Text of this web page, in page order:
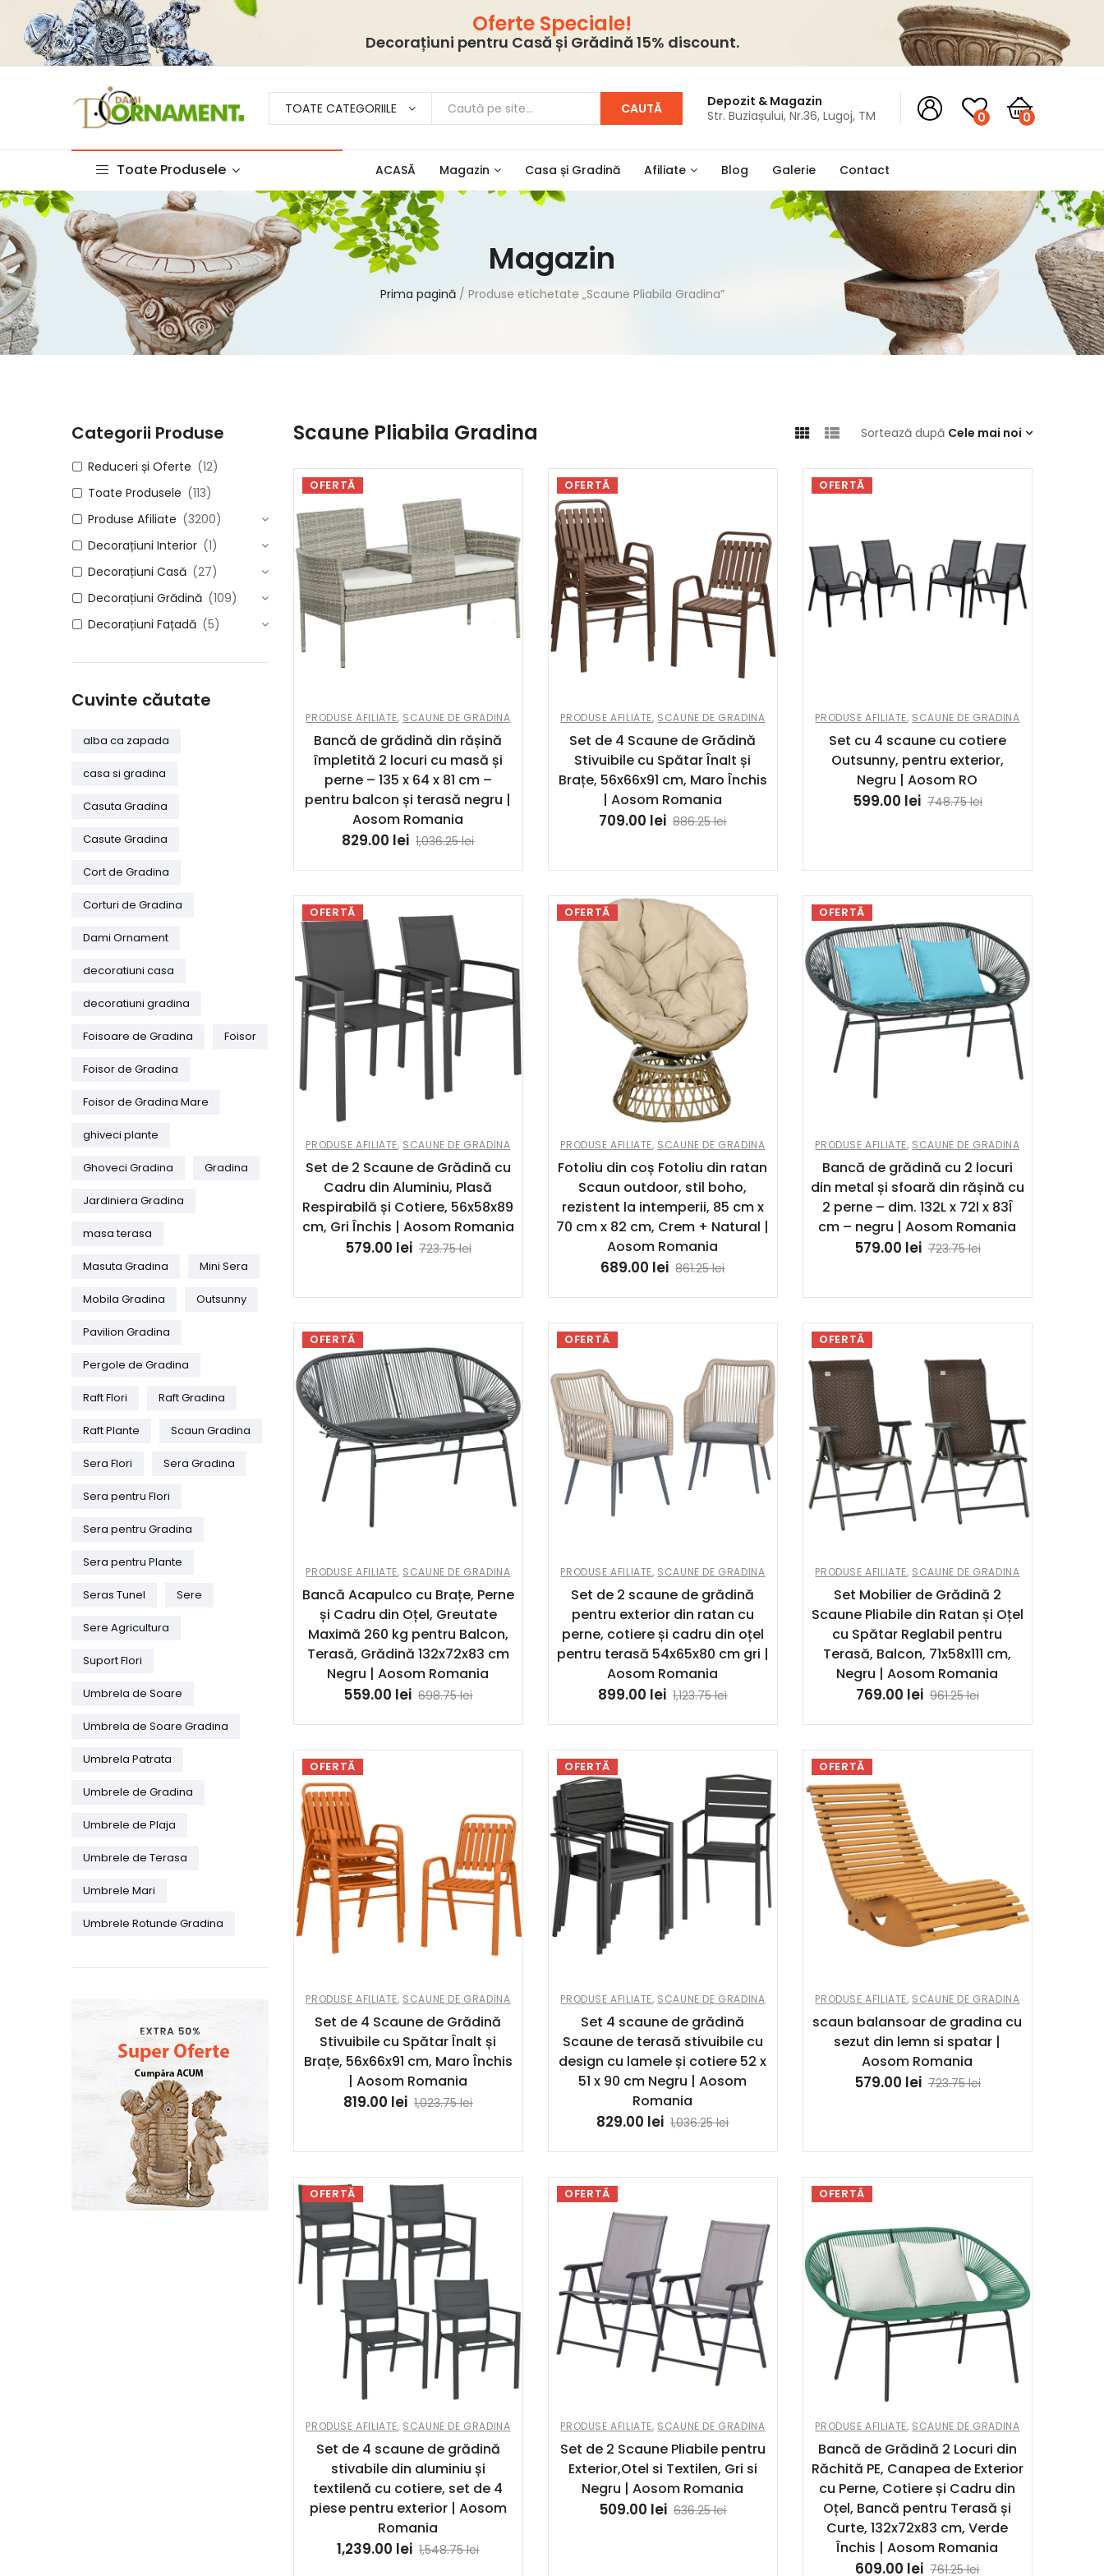
Oferte Speciale!
Decorațiuni pentru Casă și Grădină 15% discount.
TOATE CATEGORIILE CAUTĂ
Depozit & Magazin
Str. Buziașului, Nr.36, Lugoj, TM
0 0
Toate Produsele ACASĂ Magazin Casa și Gradină Afiliate Blog Galerie Contact
Magazin
Prima pagină Produse etichetate „Scaune Pliabila Gradina”
Scaune Pliabila Gradina Sortează după Cele mai noi
OFERTĂ
PRODUSE AFILIATE, SCAUNE DE GRADINA
Bancă de grădină din rășină
împletită 2 locuri cu masă și
perne – 135 x 64 x 81 cm –
pentru balcon și terasă negru |
Aosom Romania
1,036.25lei
829.00 lei
OFERTĂ
PRODUSE AFILIATE, SCAUNE DE GRADINA
Set de 4 Scaune de Grădină
Stivuibile cu Spătar Înalt și
Brațe, 56x66x91 cm, Maro Închis
| Aosom Romania
886.25lei
709.00 lei
OFERTĂ
PRODUSE AFILIATE, SCAUNE DE GRADINA
Set cu 4 scaune cu cotiere
Outsunny, pentru exterior,
Negru | Aosom RO
748.75lei
599.00 lei
OFERTĂ
PRODUSE AFILIATE, SCAUNE DE GRADINA
Set de 2 Scaune de Grădină cu
Cadru din Aluminiu, Plasă
Respirabilă și Cotiere, 56x58x89
cm, Gri Închis | Aosom Romania
723.75lei
579.00 lei
OFERTĂ
PRODUSE AFILIATE, SCAUNE DE GRADINA
Fotoliu din coș Fotoliu din ratan
Scaun outdoor, stil boho,
rezistent la intemperii, 85 cm x
70 cm x 82 cm, Crem + Natural |
Aosom Romania
861.25lei
689.00 lei
OFERTĂ
PRODUSE AFILIATE, SCAUNE DE GRADINA
Bancă de grădină cu 2 locuri
din metal și sfoară din rășină cu
2 perne – dim. 132L x 72l x 83Î
cm – negru | Aosom Romania
723.75lei
579.00 lei
OFERTĂ
PRODUSE AFILIATE, SCAUNE DE GRADINA
Bancă Acapulco cu Brațe, Perne
și Cadru din Oțel, Greutate
Maximă 260 kg pentru Balcon,
Terasă, Grădină 132x72x83 cm
Negru | Aosom Romania
698.75lei
559.00 lei
OFERTĂ
PRODUSE AFILIATE, SCAUNE DE GRADINA
Set de 2 scaune de grădină
pentru exterior din ratan cu
perne, cotiere și cadru din oțel
pentru terasă 54x65x80 cm gri |
Aosom Romania
1,123.75lei
899.00 lei
OFERTĂ
PRODUSE AFILIATE, SCAUNE DE GRADINA
Set Mobilier de Grădină 2
Scaune Pliabile din Ratan și Oțel
cu Spătar Reglabil pentru
Terasă, Balcon, 71x58x111 cm,
Negru | Aosom Romania
961.25lei
769.00 lei
OFERTĂ
PRODUSE AFILIATE, SCAUNE DE GRADINA
Set de 4 Scaune de Grădină
Stivuibile cu Spătar Înalt și
Brațe, 56x66x91 cm, Maro Închis
| Aosom Romania
1,023.75lei
819.00 lei
OFERTĂ
PRODUSE AFILIATE, SCAUNE DE GRADINA
Set 4 scaune de grădină
Scaune de terasă stivuibile cu
design cu lamele și cotiere 52 x
51 x 90 cm Negru | Aosom
Romania
1,036.25lei
829.00 lei
OFERTĂ
PRODUSE AFILIATE, SCAUNE DE GRADINA
scaun balansoar de gradina cu
sezut din lemn si spatar |
Aosom Romania
723.75lei
579.00 lei
OFERTĂ
PRODUSE AFILIATE, SCAUNE DE GRADINA
Set de 4 scaune de grădină
stivabile din aluminiu și
textilenă cu cotiere, set de 4
piese pentru exterior | Aosom
Romania
1,548.75lei
1,239.00 lei
OFERTĂ
PRODUSE AFILIATE, SCAUNE DE GRADINA
Set de 2 Scaune Pliabile pentru
Exterior,Otel si Textilen, Gri si
Negru | Aosom Romania
636.25lei
509.00 lei
OFERTĂ
PRODUSE AFILIATE, SCAUNE DE GRADINA
Bancă de Grădină 2 Locuri din
Răchită PE, Canapea de Exterior
cu Perne, Cotiere și Cadru din
Oțel, Bancă pentru Terasă și
Curte, 132x72x83 cm, Verde
Închis | Aosom Romania
761.25lei
609.00 lei
Categorii Produse
Reduceri și Oferte (12)
Toate Produsele (113)
Produse Afiliate (3200)
Decorațiuni Interior (1)
Decorațiuni Casă (27)
Decorațiuni Grădină (109)
Decorațiuni Fațadă (5)
Cuvinte căutate
alba ca zapada
casa si gradina
Casuta Gradina
Casute Gradina
Cort de Gradina
Corturi de Gradina
Dami Ornament
decoratiuni casa
decoratiuni gradina
Foisoare de Gradina Foisor
Foisor de Gradina
Foisor de Gradina Mare
ghiveci plante
Ghoveci Gradina Gradina
Jardiniera Gradina
masa terasa
Masuta Gradina Mini Sera
Mobila Gradina Outsunny
Pavilion Gradina
Pergole de Gradina
Raft Flori Raft Gradina
Raft Plante Scaun Gradina
Sera Flori Sera Gradina
Sera pentru Flori
Sera pentru Gradina
Sera pentru Plante
Seras Tunel Sere
Sere Agricultura
Suport Flori
Umbrela de Soare
Umbrela de Soare Gradina
Umbrela Patrata
Umbrele de Gradina
Umbrele de Plaja
Umbrele de Terasa
Umbrele Mari
Umbrele Rotunde Gradina